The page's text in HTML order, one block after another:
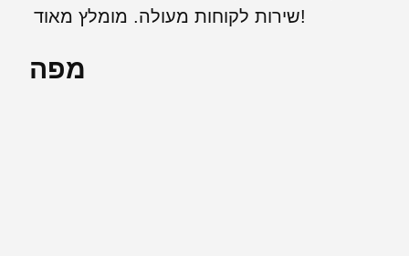
שירות לקוחות מעולה. מומלץ מאוד!
מפה